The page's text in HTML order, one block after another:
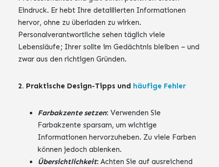
Eindruck. Er hebt Ihre detaillierten Informationen
hervor, ohne zu überladen zu wirken.
Personalverantwortliche sehen täglich viele
Lebensläufe; Ihrer sollte im Gedächtnis bleiben – und
zwar aus den richtigen Gründen.
2. Praktische Design-Tipps und häufige Fehler
Farbakzente setzen: Verwenden Sie
Farbakzente sparsam, um wichtige
Informationen hervorzuheben. Zu viele Farben
können jedoch ablenken.
Übersichtlichkeit: Achten Sie auf ausreichend